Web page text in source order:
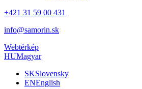
+421 31 59 00 431
info@samorin.sk
Webtérkép
HUMagyar
SKSlovensky
ENEnglish